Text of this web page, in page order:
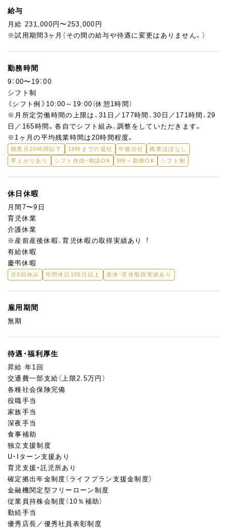
※新卒採用は全国の店舗に勤務していただきます。
配属は入社後に決まりますが、勤務地の希望は配慮されます。
給与
月給 231,000円〜253,000円
※試用期間3ヶ月（その間の給与や待遇に変更はありません。）
勤務時間
9：00〜19：00
シフト制
《シフト例》10:00～19:00（休憩1時間）
※⽉所定労働時間の上限は、31⽇／177時間、30⽇／171時間、29
⽇／165時間。各自でシフト組み、調整をしていただきます。
※1ヶ月の平均残業時間は20時間程度。
残業月20時間以下 18時までの退社 午後出社
残業ほぼなし
早上がりあり
シフト自由・相談OK 9時～勤務OK シフト制
休日休暇
月間7〜9日
育児休業
介護休業
※産前産後休暇、育児休暇の取得実績あり︕
有給休暇
慶弔休暇
月8回休み 年間休日105日以上 産休・育休取得実績あり
雇用期間
無期
待遇・福利厚生
昇給 年1回
交通費一部支給（上限2.5万円）
各種社会保険完備
役職手当
家族手当
深夜手当
食事補助
独立支援制度
U・Iターン支援あり
育児支援・託児所あり
確定拠出年⾦制度（ライフプラン⽀援⾦制度）
⾦融機関定型フリーローン制度
従業員持株会制度（10％補助）
勤続⼿当
優秀店⻑／優秀社員表彰制度